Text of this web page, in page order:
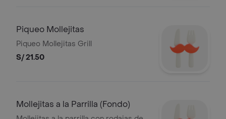
Piqueo Mollejitas
Piqueo Mollejitas Grill
S/ 21.50
Mollejitas a la Parrilla (Fondo)